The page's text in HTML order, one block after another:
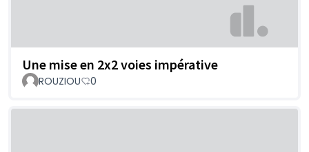
Une mise en 2x2 voies impérative
ROUZIOU 0